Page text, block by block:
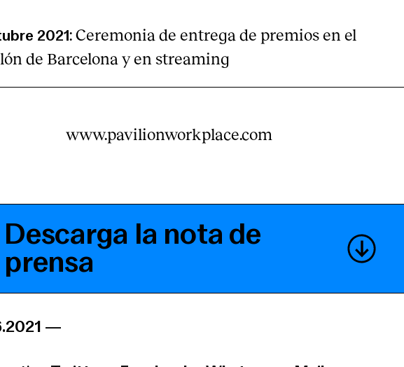
2021: Ceremonia de entrega de premios en el
de Barcelona y en streaming
www.pavilionworkplace.com
Descarga la nota de
prensa
—